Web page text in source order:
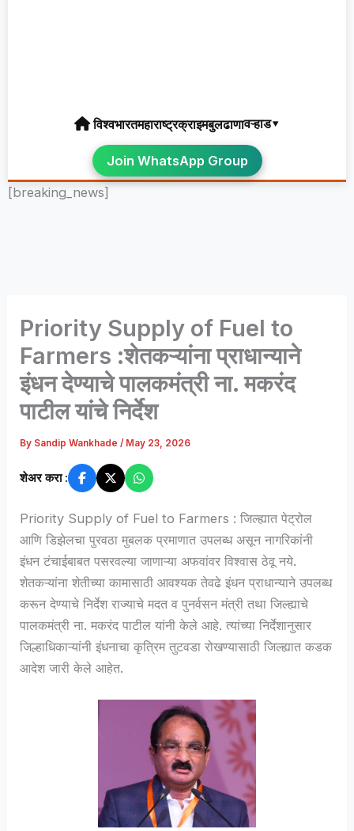
विश्वभारतमहाराष्ट्रक्राइमबुलढाणावऱ्हाड▾
Join WhatsApp Group
[breaking_news]
Priority Supply of Fuel to
Farmers :शेतकऱ्यांना प्राधान्याने
इंधन देण्याचे पालकमंत्री ना. मकरंद
पाटील यांचे निर्देश
By Sandip Wankhade/ May 23, 2026
शेअर करा :
Priority Supply of Fuel to Farmers : जिल्ह्यात पेट्रोल
आणि डिझेलचा पुरवठा मुबलक प्रमाणात उपलब्ध असून नागरिकांनी
इंधन टंचाईबाबत पसरवल्या जाणाऱ्या अफवांवर विश्वास ठेवू नये.
शेतकऱ्यांना शेतीच्या कामासाठी आवश्यक तेवढे इंधन प्राधान्याने उपलब्ध
करून देण्याचे निर्देश राज्याचे मदत व पुनर्वसन मंत्री तथा जिल्ह्याचे
पालकमंत्री ना. मकरंद पाटील यांनी केले आहे. त्यांच्या निर्देशानुसार
जिल्हाधिकाऱ्यांनी इंधनाचा कृत्रिम तुटवडा रोखण्यासाठी जिल्ह्यात कडक
आदेश जारी केले आहेत.